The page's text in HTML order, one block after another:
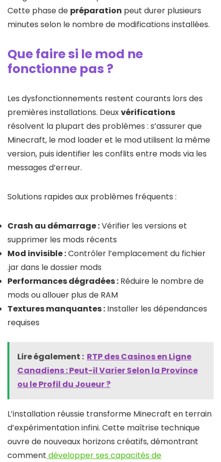
Cette phase de préparation peut durer plusieurs
minutes selon le nombre de modifications installées.
Que faire si le mod ne
fonctionne pas ?
Les dysfonctionnements restent courants lors des
premières installations. Deuxvérifications
résolvent la plupart des problèmes : s’assurer que
Minecraft, le mod loader et le mod utilisent la même
version, puis identifier les conflits entre mods via les
messages d’erreur.
Solutions rapides aux problèmes fréquents :
Crash au démarrage :Vérifier les versions et
supprimer les mods récents
Mod invisible :Contrôler l’emplacement du fichier
.jar dans le dossier mods
Performances dégradées : Réduire le nombre de
mods ou allouer plus de RAM
Textures manquantes : Installer les dépendances
requises
Lire également : RTP des Casinos en Ligne
Canadiens : Peut-il Varier Selon la Province
ou le Profil du Joueur ?
L’installation réussie transforme Minecraft en terrain
d’expérimentation infini. Cette maîtrise technique
ouvre de nouveaux horizons créatifs, démontrant
comment développer ses capacités de